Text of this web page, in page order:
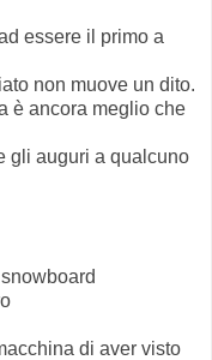
essere il primo a
non muove un dito.
è ancora meglio che
gli auguri a qualcuno
di aver visto